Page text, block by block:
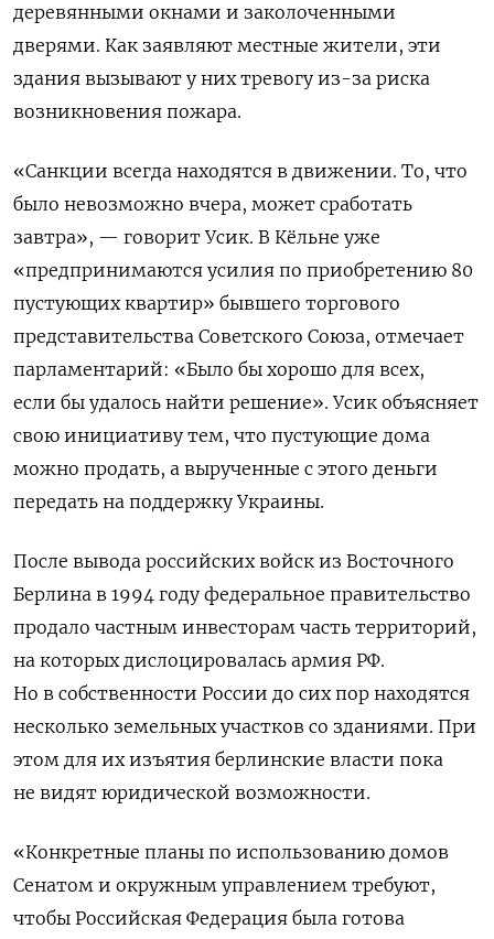
деревянными окнами и заколоченными
дверями. Как заявляют местные жители, эти
здания вызывают у них тревогу из-за риска
возникновения пожара.
«Санкции всегда находятся в движении. То, что
было невозможно вчера, может сработать
завтра», — говорит Усик. В Кёльне уже
«предпринимаются усилия по приобретению 80
пустующих квартир» бывшего торгового
представительства Советского Союза, отмечает
парламентарий: «Было бы хорошо для всех,
если бы удалось найти решение». Усик объясняет
свою инициативу тем, что пустующие дома
можно продать, а вырученные с этого деньги
передать на поддержку Украины.
После вывода российских войск из Восточного
Берлина в 1994 году федеральное правительство
продало частным инвесторам часть территорий,
на которых дислоцировалась армия РФ.
Но в собственности России до сих пор находятся
несколько земельных участков со зданиями. При
этом для их изъятия берлинские власти пока
не видят юридической возможности.
«Конкретные планы по использованию домов
Сенатом и окружным управлением требуют,
чтобы Российская Федерация была готова